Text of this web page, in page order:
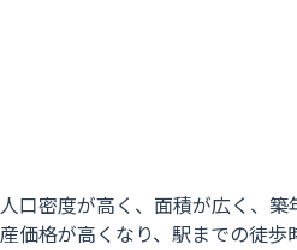
人口密度が高く、面積が広く、
産価格が高くなり、駅までの徒